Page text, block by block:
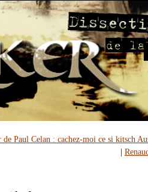
de Paul Celan : cachez-moi ce si kitsch
|